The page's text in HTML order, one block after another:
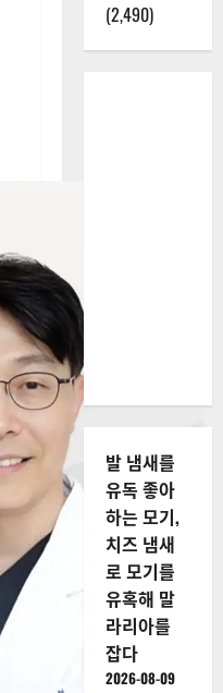
(2,490)
발 냄새를
유독 좋아
하는 모기,
치즈 냄새
로 모기를
유혹해 말
라리아를
잡다
2026-08-09